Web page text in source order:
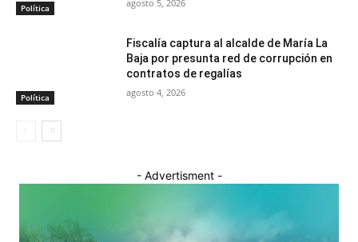
Política agosto 5, 2026
Política
Fiscalía captura al alcalde de María La
Baja por presunta red de corrupción en
contratos de regalías
agosto 4, 2026
- Advertisment -